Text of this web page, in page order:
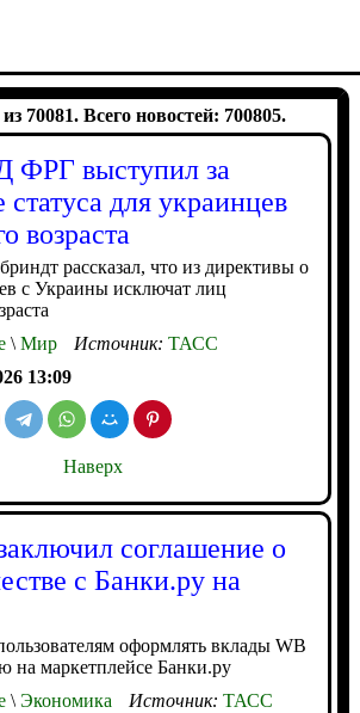
70081. Всего новостей: 700805.
ФРГ выступил за
статуса для украинцев
возраста
рассказал, что из директивы о
с Украины исключат лиц
\Мир Источник: ТАСС
13:09
Наверх
соглашение о
с Банки.ру на
оформлять вклады WB
на маркетплейсе Банки.ру
\Экономика Источник: ТАСС